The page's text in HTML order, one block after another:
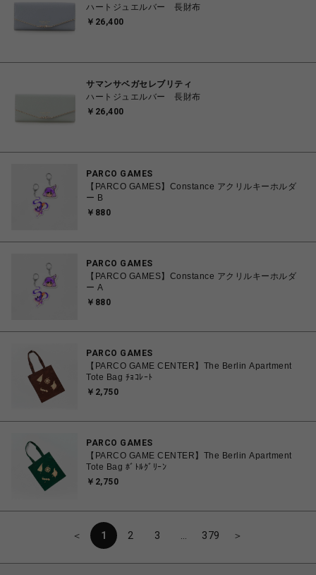
ハートジュエルバー 長財布
￥26,400
サマンサベガセレブリティ
ハートジュエルバー 長財布
￥26,400
PARCO GAMES
【PARCO GAMES】Constance アクリルキーホルダ
ー B
￥880
PARCO GAMES
【PARCO GAMES】Constance アクリルキーホルダ
ー A
￥880
PARCO GAMES
【PARCO GAME CENTER】The Berlin Apartment
Tote Bag ﾁｮｺﾚｰﾄ
￥2,750
PARCO GAMES
【PARCO GAME CENTER】The Berlin Apartment
Tote Bag ﾎﾞﾄﾙｸﾞﾘｰﾝ
￥2,750
＜ 1 2 3 379 ＞